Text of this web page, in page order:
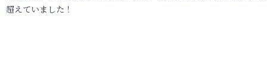
超えていました！